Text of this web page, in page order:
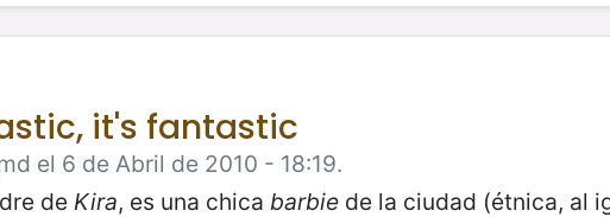
it's fantastic
el 6 de Abril de 2010 - 18:19.
de Kira, es una chica barbie de la ciudad (étnica, al